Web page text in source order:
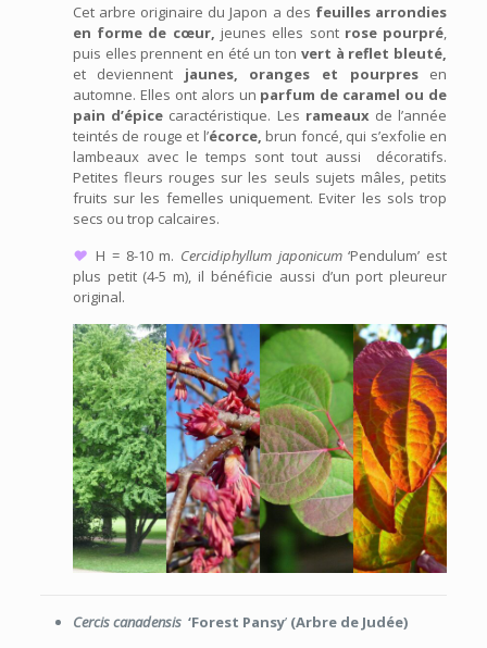
Cet arbre originaire du Japon a des feuilles arrondies
en forme de cœur, jeunes elles sont rose pourpré,
puis elles prennent en été un ton vert à reflet bleuté,
et deviennent jaunes, oranges et pourpresen
automne. Elles ont alors un parfum de caramel ou de
pain d’épice caractéristique. Les rameauxde l’année
teintés de rouge et l’écorce, brun foncé, qui s’exfolie en
lambeaux avec le temps sont tout aussi décoratifs.
Petites fleurs rouges sur les seuls sujets mâles, petits
fruits sur les femelles uniquement. Eviter les sols trop
secs ou trop calcaires.
♥ H = 8-10 m. Cercidiphyllum japonicum‘Pendulum’ est
plus petit (4-5 m), il bénéficie aussi d’un port pleureur
original.
Cerciscanadensis ‘Forest Pansy’ (Arbre de Judée)